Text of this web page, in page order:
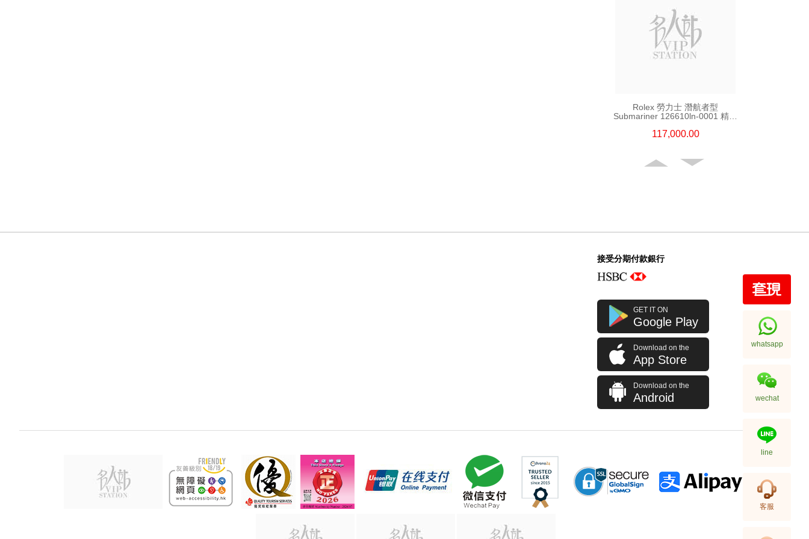
Rolex 勞力士 潛航者型
Submariner 126610ln-0001 精鋼
117,000.00
Rolex 勞力士 格林尼治型 Ii Gmt-
Master Ii 126710blro-0001 精鋼
百事圈
256,000.00
接受分期付款銀行
GET IT ON
Google Play
Download on the
App Store
Download on the
Android
whatsapp
wechat
line
客服